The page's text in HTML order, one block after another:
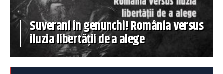
Suverani în genunchi! România versus
iluzia libertății de a alege